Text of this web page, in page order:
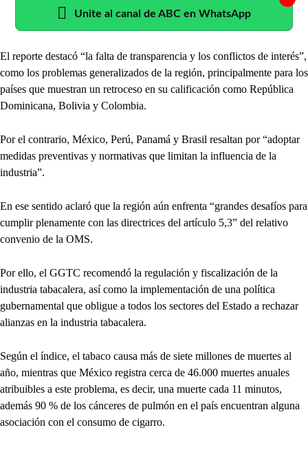
Unite al canal de ABC en WhatsApp
El reporte destacó “la falta de transparencia y los conflictos de interés”,
como los problemas generalizados de la región, principalmente para los
países que muestran un retroceso en su calificación como República
Dominicana, Bolivia y Colombia.
Por el contrario, México, Perú, Panamá y Brasil resaltan por “adoptar
medidas preventivas y normativas que limitan la influencia de la
industria”.
En ese sentido aclaró que la región aún enfrenta “grandes desafíos para
cumplir plenamente con las directrices del artículo 5,3” del relativo
convenio de la OMS.
Por ello, el GGTC recomendó la regulación y fiscalización de la
industria tabacalera, así como la implementación de una política
gubernamental que obligue a todos los sectores del Estado a rechazar
alianzas en la industria tabacalera.
Según el índice, el tabaco causa más de siete millones de muertes al
año, mientras que México registra cerca de 46.000 muertes anuales
atribuibles a este problema, es decir, una muerte cada 11 minutos,
además 90 % de los cánceres de pulmón en el país encuentran alguna
asociación con el consumo de cigarro.